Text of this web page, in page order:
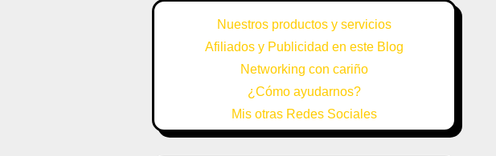
Nuestros productos y servicios
Afiliados y Publicidad en este Blog
Networking con cariño
¿Cómo ayudarnos?
Mis otras Redes Sociales